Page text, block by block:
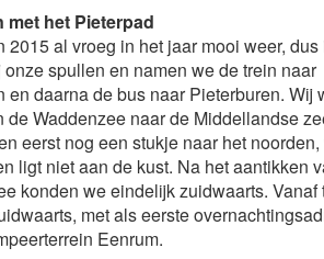
met het Pieterpad
2015 al vroeg in het jaar mooi weer, dus
spullen en namen we de trein naar
en daarna de bus naar Pieterburen. Wij
de Waddenzee naar de Middellandse
eerst nog een stukje naar het
ligt niet aan de kust. Na het aantikken
konden we eindelijk zuidwaarts. Vanaf
met als eerste
Eenrum.